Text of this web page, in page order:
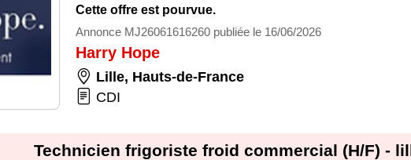
Cette offre est pourvue.
Annonce MJ26061616260 publiée le 16/06/2026
Harry Hope
Lille, Hauts-de-France
CDI
Technicien frigoriste froid commercial (H/F) -